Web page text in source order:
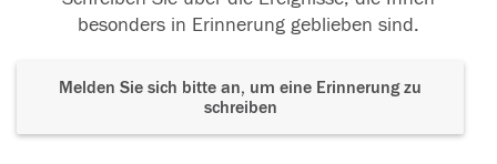
besonders in Erinnerung geblieben sind.
Melden Sie sich bitte an, um eine Erinnerung zu
schreiben